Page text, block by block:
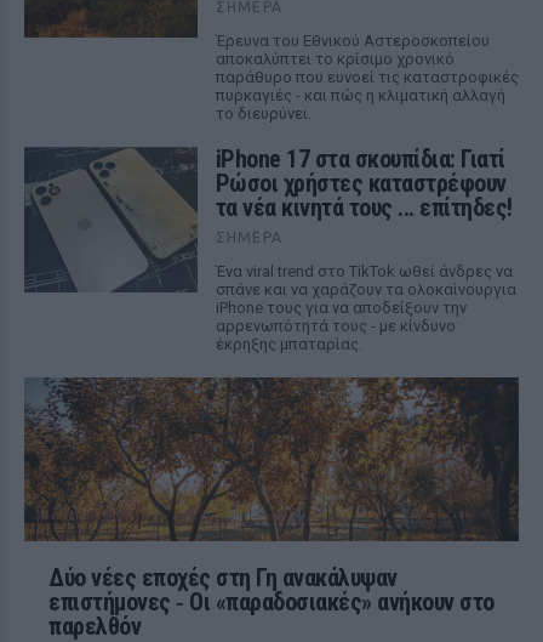
ΣΉΜΕΡΑ
Έρευνα του Εθνικού Αστεροσκοπείου
αποκαλύπτει το κρίσιμο χρονικό
παράθυρο που ευνοεί τις καταστροφικές
πυρκαγιές - και πώς η κλιματική αλλαγή
το διευρύνει.
iPhone 17 στα σκουπίδια: Γιατί
Ρώσοι χρήστες καταστρέφουν
τα νέα κινητά τους ... επίτηδες!
ΣΉΜΕΡΑ
Ένα viral trend στο TikTok ωθεί άνδρες να
σπάνε και να χαράζουν τα ολοκαίνουργια
iPhone τους για να αποδείξουν την
αρρενωπότητά τους - με κίνδυνο
έκρηξης μπαταρίας.
Δύο νέες εποχές στη Γη ανακάλυψαν
επιστήμονες ‑ Oι «παραδοσιακές» ανήκουν στο
παρελθόν